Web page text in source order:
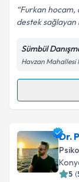
E-posta
Metni
Furkan hocam,
destek sağlayan
Sümbül
Havzan Mahallesi
Psk.
talebi
için bir
Dr.
5 (